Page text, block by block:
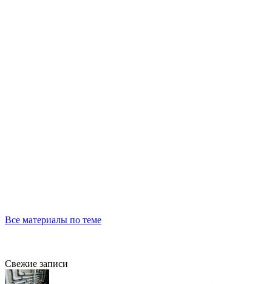
Все материалы по теме
Свежие записи